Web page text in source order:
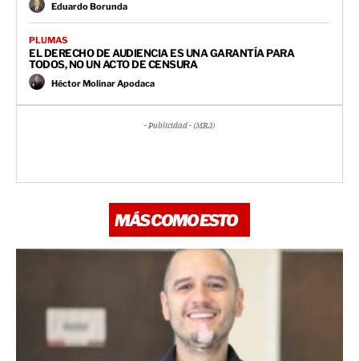
Eduardo Borunda
PLUMAS
EL DERECHO DE AUDIENCIA ES UNA GARANTÍA PARA
TODOS, NO UN ACTO DE CENSURA
Héctor Molinar Apodaca
- Publicidad - (MR3)
MÁS COMO ESTO